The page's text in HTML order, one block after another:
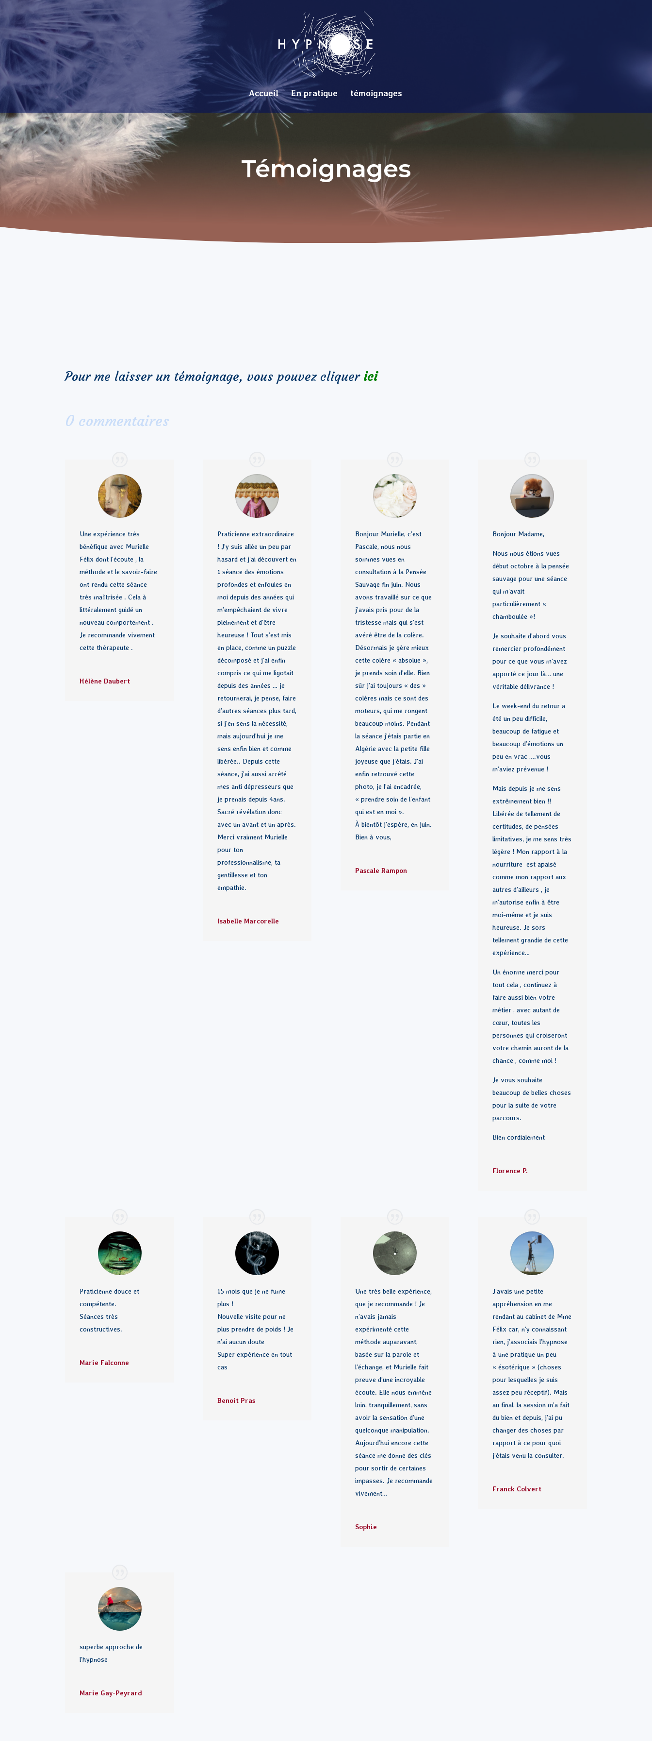
Accueil En pratique témoignages
Témoignages
Pour me laisser un témoignage, vous pouvez cliquer ici
0 commentaires
Une expérience très
bénéfique avec Murielle
Félix dont l’écoute , la
méthode et le savoir-faire
ont rendu cette séance
très maîtrisée . Cela à
littéralement guidé un
nouveau comportement .
Je recommande vivement
cette thérapeute .
Hélène Daubert
Praticienne extraordinaire
! J’y suis allée un peu par
hasard et j’ai découvert en
1 séance des émotions
profondes et enfouies en
moi depuis des années qui
m’empêchaient de vivre
pleinement et d’être
heureuse ! Tout s’est mis
en place, comme un puzzle
décomposé et j’ai enfin
compris ce qui me ligotait
depuis des années … je
retournerai, je pense, faire
d’autres séances plus tard,
si j’en sens la nécessité,
mais aujourd’hui je me
sens enfin bien et comme
libérée.. Depuis cette
séance, j’ai aussi arrêté
mes anti dépresseurs que
je prenais depuis 4ans.
Sacré révélation donc
avec un avant et un après.
Merci vraiment Murielle
pour ton
professionnalisme, ta
gentillesse et ton
empathie.
Isabelle Marcorelle
Bonjour Murielle, c’est
Pascale, nous nous
sommes vues en
consultation à la Pensée
Sauvage fin juin. Nous
avons travaillé sur ce que
j’avais pris pour de la
tristesse mais qui s’est
avéré être de la colère.
Désormais je gère mieux
cette colère « absolue »,
je prends soin d’elle. Bien
sûr j’ai toujours « des »
colères mais ce sont des
moteurs, qui me rongent
beaucoup moins. Pendant
la séance j’étais partie en
Algérie avec la petite fille
joyeuse que j’étais. J’ai
enfin retrouvé cette
photo, je l’ai encadrée,
« prendre soin de l’enfant
qui est en moi ».
À bientôt j’espère, en juin.
Bien à vous,
Pascale Rampon
Bonjour Madame,
Nous nous étions vues
début octobre à la pensée
sauvage pour une séance
qui m’avait
particulièrement «
chamboulée »!
Je souhaite d’abord vous
remercier profondément
pour ce que vous m’avez
apporté ce jour là… une
véritable délivrance !
Le week-end du retour a
été un peu difficile,
beaucoup de fatigue et
beaucoup d’émotions un
peu en vrac ….vous
m’aviez prévenue !
Mais depuis je me sens
extrêmement bien !!
Libérée de tellement de
certitudes, de pensées
limitatives, je me sens très
légère ! Mon rapport à la
nourriture est apaisé
comme mon rapport aux
autres d’ailleurs , je
m’autorise enfin à être
moi-même et je suis
heureuse. Je sors
tellement grandie de cette
expérience…
Un énorme merci pour
tout cela , continuez à
faire aussi bien votre
métier , avec autant de
cœur, toutes les
personnes qui croiseront
votre chemin auront de la
chance , comme moi !
Je vous souhaite
beaucoup de belles choses
pour la suite de votre
parcours.
Bien cordialement
Florence P.
Praticienne douce et
compétente.
Séances très
constructives.
Marie Falconne
15 mois que je ne fume
plus !
Nouvelle visite pour ne
plus prendre de poids ! Je
n’ai aucun doute
Super expérience en tout
cas
Benoit Pras
Une très belle expérience,
que je recommande ! Je
n’avais jamais
expérimenté cette
méthode auparavant,
basée sur la parole et
l’échange, et Murielle fait
preuve d’une incroyable
écoute. Elle nous emmène
loin, tranquillement, sans
avoir la sensation d’une
quelconque manipulation.
Aujourd’hui encore cette
séance me donne des clés
pour sortir de certaines
impasses. Je recommande
vivement…
Sophie
J’avais une petite
appréhension en me
rendant au cabinet de Mme
Félix car, n’y connaissant
rien, j’associais l’hypnose
à une pratique un peu
« ésotérique » (choses
pour lesquelles je suis
assez peu réceptif). Mais
au final, la session m’a fait
du bien et depuis, j’ai pu
changer des choses par
rapport à ce pour quoi
j’étais venu la consulter.
Franck Colvert
superbe approche de
l’hypnose
Marie Gay-Peyrard